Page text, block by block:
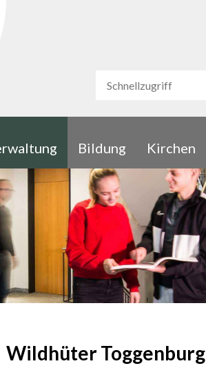
Schnellzugriff
Schnellzugriff
Bildung Kirchen
Wildhüter Toggenburg